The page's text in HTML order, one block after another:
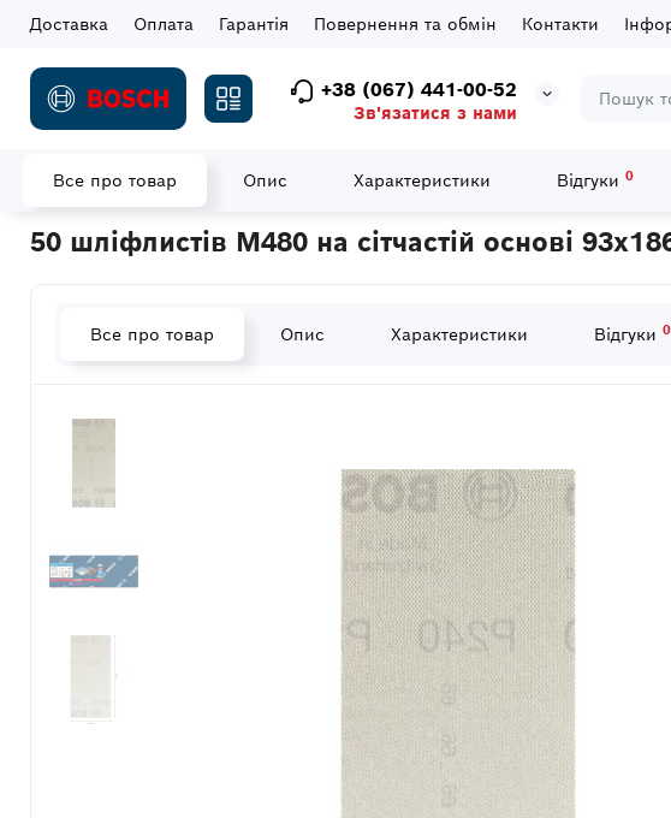
Доставка Оплата Гарантія Повернення та обмін Контакти
+38 (067) 441-00-52
Зв'язатися з нами
Все про товар Опис Характеристики Відгуки 0
Головна Витратні матеріали Шліфувальні елементи Шліфлисти 50
50 шліфлистів M480 на сітчастій основі
Все про товар Опис Характеристики Відгуки 0